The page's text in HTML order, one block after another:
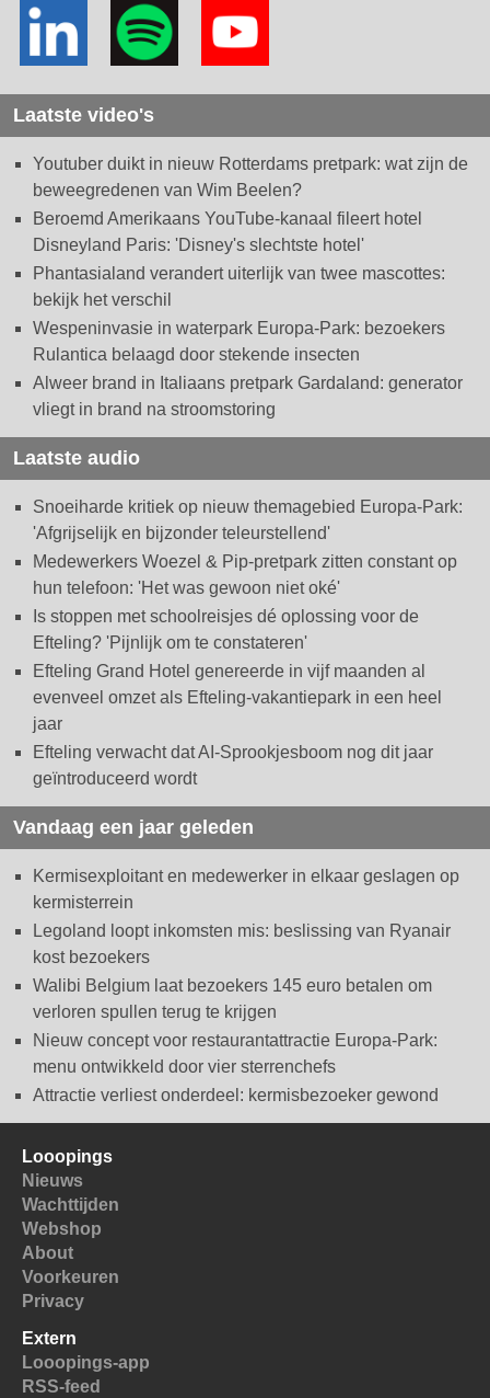
Laatste video's
Youtuber duikt in nieuw Rotterdams pretpark: wat zijn de
beweegredenen van Wim Beelen?
Beroemd Amerikaans YouTube-kanaal fileert hotel
Disneyland Paris: 'Disney's slechtste hotel'
Phantasialand verandert uiterlijk van twee mascottes:
bekijk het verschil
Wespeninvasie in waterpark Europa-Park: bezoekers
Rulantica belaagd door stekende insecten
Alweer brand in Italiaans pretpark Gardaland: generator
vliegt in brand na stroomstoring
Laatste audio
Snoeiharde kritiek op nieuw themagebied Europa-Park:
'Afgrijselijk en bijzonder teleurstellend'
Medewerkers Woezel & Pip-pretpark zitten constant op
hun telefoon: 'Het was gewoon niet oké'
Is stoppen met schoolreisjes dé oplossing voor de
Efteling? 'Pijnlijk om te constateren'
Efteling Grand Hotel genereerde in vijf maanden al
evenveel omzet als Efteling-vakantiepark in een heel
jaar
Efteling verwacht dat AI-Sprookjesboom nog dit jaar
geïntroduceerd wordt
Vandaag een jaar geleden
Kermisexploitant en medewerker in elkaar geslagen op
kermisterrein
Legoland loopt inkomsten mis: beslissing van Ryanair
kost bezoekers
Walibi Belgium laat bezoekers 145 euro betalen om
verloren spullen terug te krijgen
Nieuw concept voor restaurantattractie Europa-Park:
menu ontwikkeld door vier sterrenchefs
Attractie verliest onderdeel: kermisbezoeker gewond
Looopings
Nieuws
Wachttijden
Webshop
About
Voorkeuren
Privacy
Extern
Looopings-app
RSS-feed